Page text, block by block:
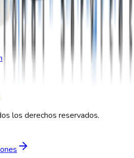
los derechos reservados.